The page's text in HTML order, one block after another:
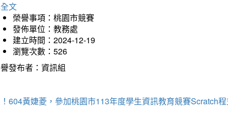
文
榮譽事項：桃園市競賽
發佈單位：教務處
建立時間：2024-12-19
瀏覽次數：526
發布者：資訊組
604黃婕菱，參加桃園市113年度學生資訊教育競賽Scratch